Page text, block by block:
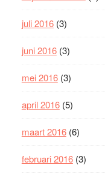
juli 2016(3)
juni 2016(3)
mei 2016(3)
april 2016(5)
maart 2016(6)
februari 2016(3)